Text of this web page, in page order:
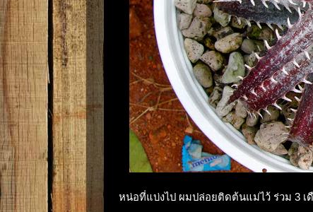
หน่อที่แบ่งไป ผมปล่อยติดต้นแม่ไว้ ร่วม 3 เ